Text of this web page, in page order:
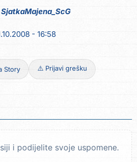
SjatkaMajena_ScG
- 16:58
Story ⚠️ Prijavi grešku
i podijelite svoje uspomene.